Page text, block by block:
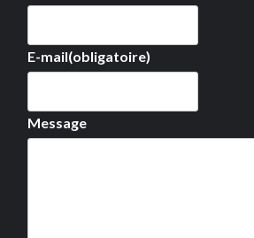
E-mail(obligatoire)
Message